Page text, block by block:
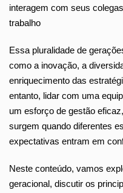
interagem com seus
trabalho
Essa pluralidade de
como a inovação, a
enriquecimento das
entanto, lidar com uma
um esforço de gestão
surgem quando diferentes
expectativas entram em
Neste conteúdo, vamos
geracional, discutir os